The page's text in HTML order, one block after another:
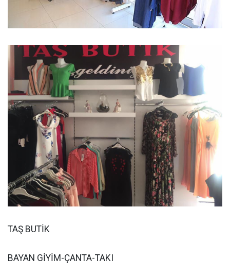
TAŞ BUTİK
BAYAN GİYİM-ÇANTA-TAKI